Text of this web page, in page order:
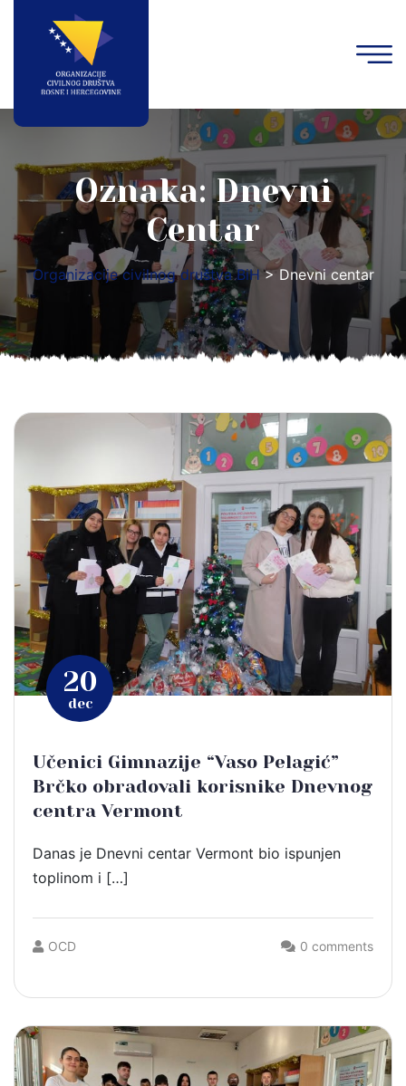
Oznaka:Dnevni
Centar
Organizacije civilnog društva BiH >Dnevni centar
20
dec
Učenici Gimnazije “Vaso Pelagić”
Brčko obradovali korisnike Dnevnog
centra Vermont
Danas je Dnevni centar Vermont bio ispunjen
toplinom i […]
OCD 0 comments